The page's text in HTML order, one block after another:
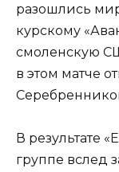
разошлись
курскому
смоленскую
в этом матче
В результате
группе вслед